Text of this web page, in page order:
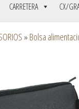
CARRETERA CX/
» Bolsa